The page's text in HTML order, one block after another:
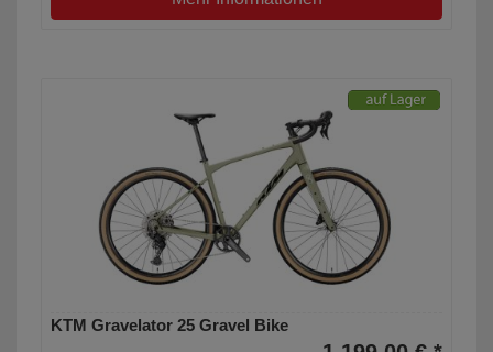
KTM Gravelator 25 Gravel Bike